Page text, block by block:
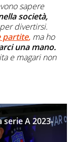
sapere
società,
divertirsi.
partite, ma ho
una mano.
e magari non
A 2023-